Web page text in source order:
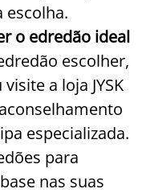
escolha.
o edredão ideal
escolher,
a loja JYSK
especializada.
para
nas suas